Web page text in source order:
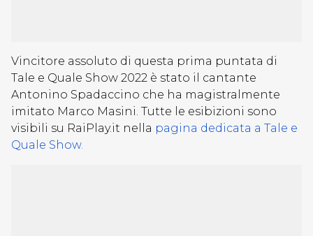
Vincitore assoluto di questa prima puntata di
Tale e Quale Show 2022 è stato il cantante
Antonino Spadaccino che ha magistralmente
imitato Marco Masini. Tutte le esibizioni sono
visibili su RaiPlay.it nella pagina dedicata a Tale e
Quale Show.